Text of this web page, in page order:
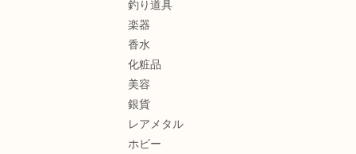
釣り道具
楽器
香水
化粧品
美容
銀貨
レアメタル
ホビー